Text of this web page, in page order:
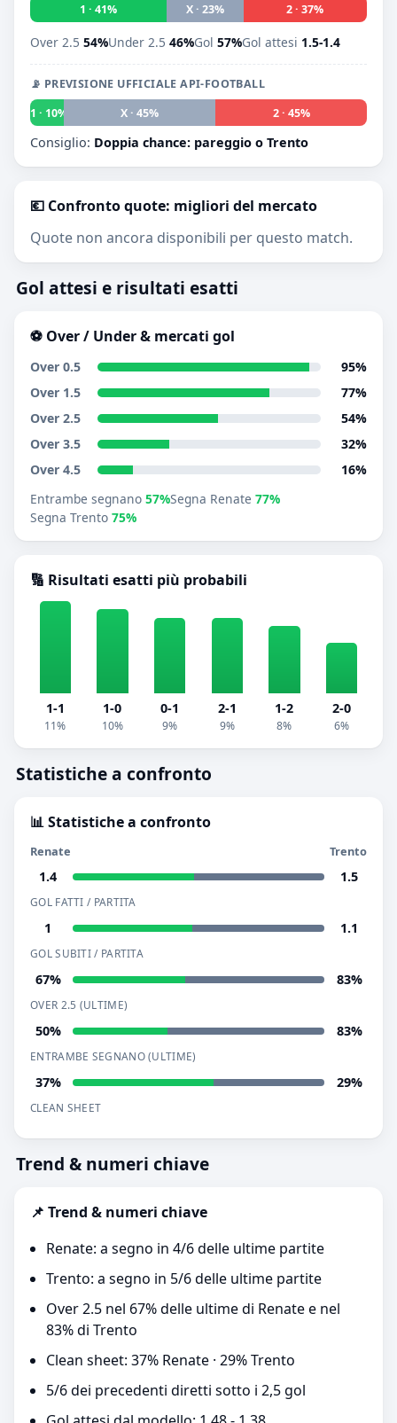
1 · 41% X · 23% 2 · 37%
Over 2.5 54%Under 2.5 46%Gol 57%Gol attesi 1.5-1.4
📡 PREVISIONE UFFICIALE API-FOOTBALL
1 · 10%
X · 45% 2 · 45%
Consiglio: Doppia chance: pareggio o Trento
💶 Confronto quote: migliori del mercato
Quote non ancora disponibili per questo match.
Gol attesi e risultati esatti
⚽ Over / Under & mercati gol
Over 0.5
95%
Over 1.5
77%
Over 2.5
54%
Over 3.5
32%
Over 4.5
16%
Entrambe segnano 57%Segna Renate 77%
Segna Trento 75%
🔢 Risultati esatti più probabili
1-1
11%
1-0
10%
0-1
9%
2-1
9%
1-2
8%
2-0
6%
Statistiche a confronto
📊 Statistiche a confronto
Renate Trento
1.4 1.5
GOL FATTI / PARTITA
1 1.1
GOL SUBITI / PARTITA
67% 83%
OVER 2.5 (ULTIME)
50% 83%
ENTRAMBE SEGNANO (ULTIME)
37% 29%
CLEAN SHEET
Trend & numeri chiave
📌 Trend & numeri chiave
Renate: a segno in 4/6 delle ultime partite
Trento: a segno in 5/6 delle ultime partite
Over 2.5 nel 67% delle ultime di Renate e nel
83% di Trento
Clean sheet: 37% Renate · 29% Trento
5/6 dei precedenti diretti sotto i 2,5 gol